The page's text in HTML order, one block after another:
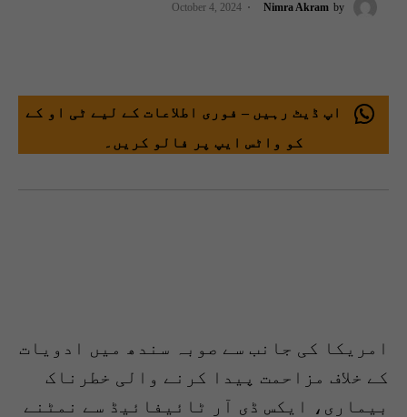
by
Nimra Akram
October 4, 2024
اپ ڈیٹ رہیں – فوری اطلاعات کے لیے ٹی او کے
کو واٹس ایپ پر فالو کریں۔
امریکا کی جانب سے صوبہ سندھ میں ادویات
کے خلاف مزاحمت پیدا کرنے والی خطرناک
بیماری، ایکس ڈی آر ٹائیفائیڈ سے نمٹنے